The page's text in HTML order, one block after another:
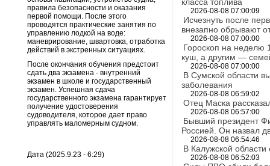
правила безопасности и оказания
первой помощи. После этого
проводятся практические занятия по
управлению лодкой на воде:
маневрирование, швартовка, отработка
действий в экстренных ситуациях.
После окончания обучения предстоит
сдать два экзамена - внутренний
экзамен в школе и государственный
экзамен. Успешная сдача
государственного экзамена гарантирует
получение удостоверения
судоводителя, которое дает право
управлять маломерным судном.
Дата (2025.9.23 - 6:29)
2026-08-08 07:00:09
Исчезнуть после
внезапно обрывают
2026-08-08 07:00:00
Гороскоп на неделю
куш, а другим —
2026-08-08 07:00:00
В Сумской области
заболевания
2026-08-08 06:59:02
Отец Маска
2026-08-08 06:57:00
Бывший президент
Россией. Он назвал
2026-08-08 06:54:46
В Калужской
2026-08-08 06:52:03